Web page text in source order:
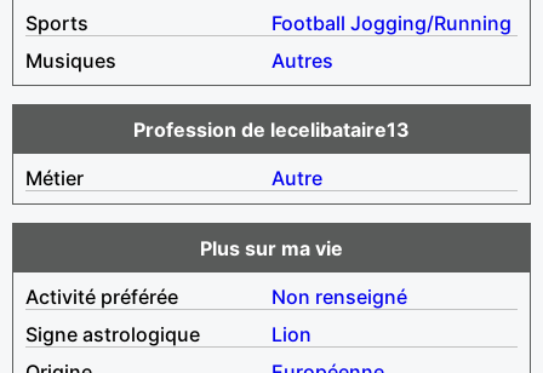
Sports
Football Jogging/Running
Musiques
Autres
Profession de lecelibataire13
Métier
Autre
Plus sur ma vie
Activité préférée
Non renseigné
Signe astrologique
Lion